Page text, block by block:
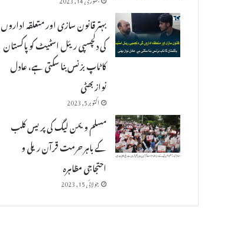
بہتر قانون سازی اور متعلقہ اداروں
کی دلچسپی ریئل اسٹیٹ کو پاکستان
کا ٹاپ بزنس بنا سکتی ہے، عادل
نواز بھٹی
اکتوبر 5, 2023
مسلم ویمن لیگ کی پریس کلب
کے باہر حرمت قرآن ریلی و
احتجاجی مظاہرہ
جولائی 15, 2023